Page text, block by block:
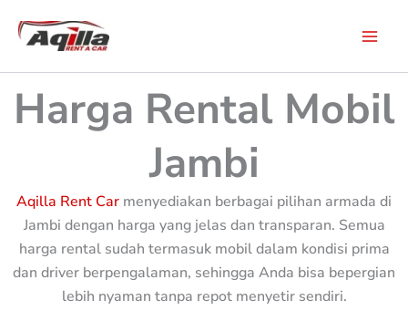
Harga Rental Mobil
Jambi
Aqilla Rent Car menyediakan berbagai pilihan armada di
Jambi dengan harga yang jelas dan transparan. Semua
harga rental sudah termasuk mobil dalam kondisi prima
dan driver berpengalaman, sehingga Anda bisa bepergian
lebih nyaman tanpa repot menyetir sendiri.